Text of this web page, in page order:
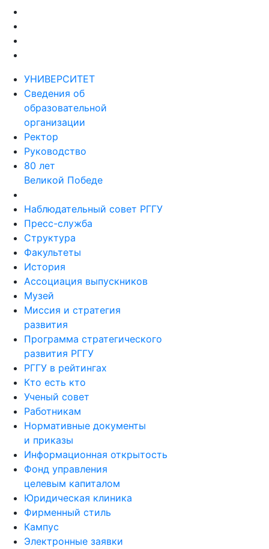
Сведения об
образовательной
организации
Ректор
Руководство
80 лет
Великой Победе
Пресс-служба
Структура
Факультеты
История
Ассоциация выпускников
Музей
Миссия и стратегия
развития
Программа стратегического
развития РГГУ
РГГУ в рейтингах
Кто есть кто
Ученый совет
Работникам
Нормативные документы
и приказы
Информационная открытость
Фонд управления
целевым капиталом
Юридическая клиника
Фирменный стиль
Кампус
Электронные заявки
Архив РГГУ